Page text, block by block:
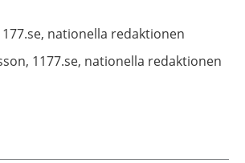
nationella redaktionen
1177.se, nationella redaktionen